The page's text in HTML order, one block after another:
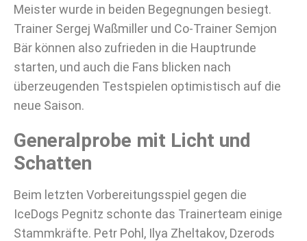
Meister wurde in beiden Begegnungen besiegt.
Trainer Sergej Waßmiller und Co-Trainer Semjon
Bär können also zufrieden in die Hauptrunde
starten, und auch die Fans blicken nach
überzeugenden Testspielen optimistisch auf die
neue Saison.
Generalprobe mit Licht und
Schatten
Beim letzten Vorbereitungsspiel gegen die
IceDogs Pegnitz schonte das Trainerteam einige
Stammkräfte. Petr Pohl, Ilya Zheltakov, Dzerods